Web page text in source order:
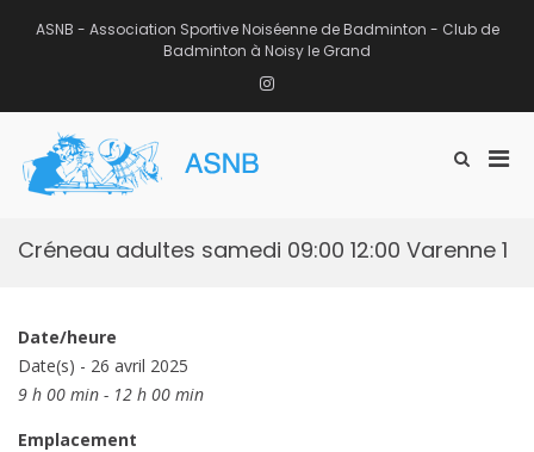
ASNB - Association Sportive Noiséenne de Badminton - Club de
Badminton à Noisy le Grand
Instagram
Afficher
recherche
Créneau adultes samedi 09:00 12:00 Varenne 1
Date/heure
Date(s) - 26 avril 2025
9 h 00 min - 12 h 00 min
Emplacement